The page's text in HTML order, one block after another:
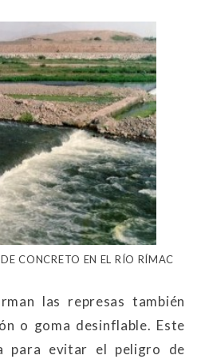
CONCRETO EN EL RÍO RÍMAC
las represas también
o goma desinflable. Este
para evitar el peligro de